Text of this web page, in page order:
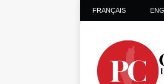
FRANÇAIS